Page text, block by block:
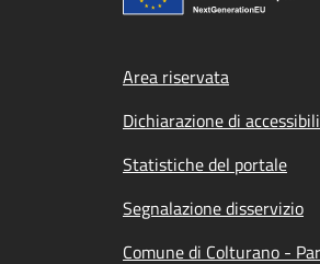
Footer
Area riservata
Dichiarazione di
Statistiche del portale
Segnalazione disservizio
Comune di Colturano -